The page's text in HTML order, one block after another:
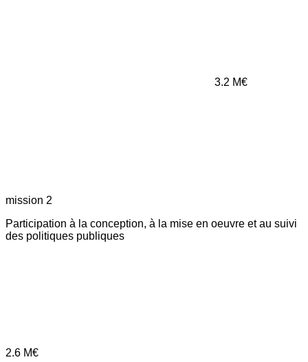
3.2 M€
mission 2
Participation à la conception, à la mise en oeuvre et au suivi
des politiques publiques
2.6 M€